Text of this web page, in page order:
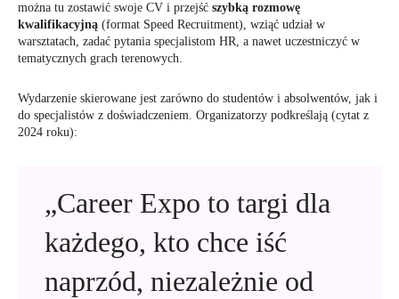
można tu zostawić swoje CV i przejść szybką rozmowę
kwalifikacyjną (format Speed Recruitment), wziąć udział w
warsztatach, zadać pytania specjalistom HR, a nawet uczestniczyć w
tematycznych grach terenowych.
Wydarzenie skierowane jest zarówno do studentów i absolwentów, jak i
do specjalistów z doświadczeniem. Organizatorzy podkreślają (cytat z
2024 roku):
„Career Expo to targi dla
każdego, kto chce iść
naprzód, niezależnie od